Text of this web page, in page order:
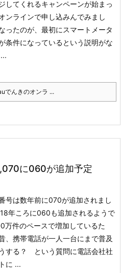
してくれるキャンペーンが始まっ
ンラインで申し込みんでみまし
ったのが、最初にスマートメータ
条件になっているという説明がな
でんきのオンラ ...
に060が追加予定
号は数年前に070が追加されまし
年ころに060も追加されるようで
万件のペースで増加しているた
、携帯電話が一人一台にまで普及
する？ という質問に電話会社社
に ...